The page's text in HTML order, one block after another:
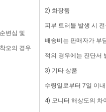
변심 및
오의 경우
2) 화장품
피부 트러블 발생 시
배송비는 판매자가 부
적의 경우에는 진단서
3) 기타 상품
수령일로부터 7일 이
4) 모니터 해상도의 차